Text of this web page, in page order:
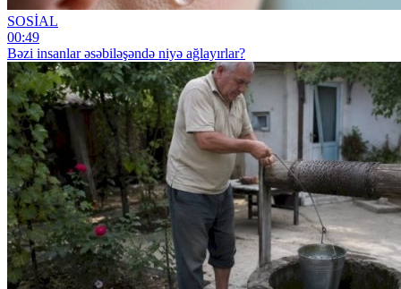
SOSİAL
00:49
Bəzi insanlar əsəbiləşəndə niyə ağlayırlar?